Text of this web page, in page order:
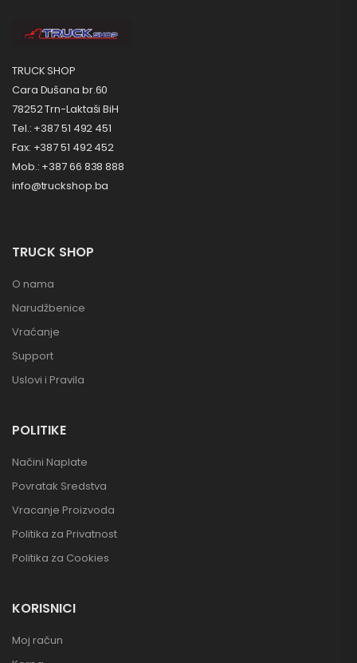
TRUCK SHOP
Cara Dušana br.60
78252 Trn-Laktaši BiH
Tel.: +387 51 492 451
Fax: +387 51 492 452
Mob.: +387 66 838 888
info@truckshop.ba
TRUCK SHOP
O nama
Narudžbenice
Vraćanje
Support
Uslovi i Pravila
POLITIKE
Načini Naplate
Povratak Sredstva
Vracanje Proizvoda
Politika za Privatnost
Politika za Cookies
KORISNICI
Moj račun